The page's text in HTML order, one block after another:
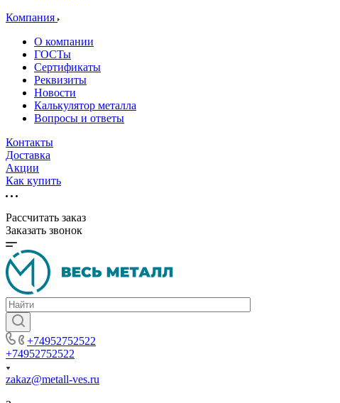
Компания
О компании
ГОСТы
Сертификаты
Реквизиты
Новости
Калькулятор металла
Вопросы и ответы
Контакты
Доставка
Акции
Как купить
Рассчитать заказ
Заказать звонок
+74952752522
+74952752522
zakaz@metall-ves.ru